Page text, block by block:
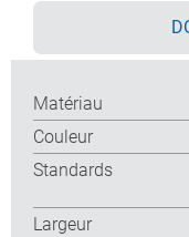
Matériau
Couleur
Standards
Largeur